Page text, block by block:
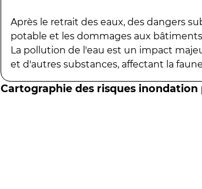
Après le retrait des eaux, des dangers
potable et les dommages aux
La pollution de l'eau est un impact
et d'autres substances, affectant la
Cartographie des risques inondation